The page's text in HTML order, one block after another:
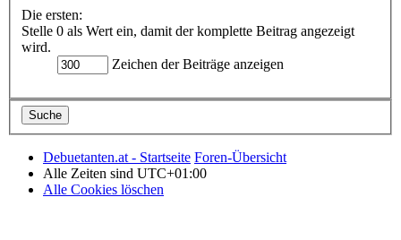
Die ersten:
Stelle 0 als Wert ein, damit der komplette Beitrag angezeigt
wird.
Zeichen der Beiträge anzeigen
Debuetanten.at - Startseite Foren-Übersicht
Alle Zeiten sind UTC+01:00
Alle Cookies löschen